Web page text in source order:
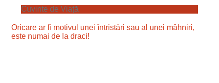
Cuvinte de Viață
Oricare ar fi motivul unei întristări sau al unei mâhniri,
este numai de la draci!